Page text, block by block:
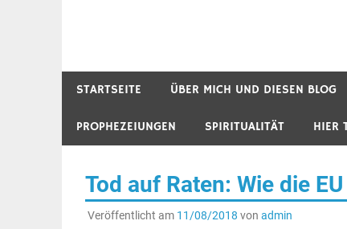
STARTSEITE ÜBER MICH UND DIESEN BLOG
PROPHEZEIUNGEN SPIRITUALITÄT HIER
Tod auf Raten: Wie die
Veröffentlicht am 11/08/2018 von admin